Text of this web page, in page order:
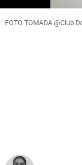
FOTO TOMADA @Club